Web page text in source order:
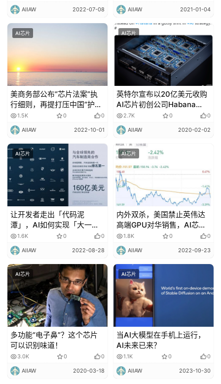
AIIAW 2022-07-08 AIIAW 2021-01-04
AI芯片
美商务部公布“芯片法案”执
行细则，再提打压中国“护栏
条款”
1.5K 0 0
AIIAW 2022-10-01
AI芯片
英特尔宣布以20亿美元收购
AI芯片初创公司Habana
Labs！
2.7K 0 0
AIIAW 2020-02-02
AI芯片
让开发者走出「代码泥
潭」，AI如何实现「大一
统」？
1.6K 0 0
AIIAW 2022-08-28
AI芯片
内外双杀，美国禁止英伟达
高端GPU对华销售，AI芯片
遭当头一棒
1.8K 0 0
AIIAW 2022-09-23
AI芯片
多功能“电子鼻”？这个芯片
可以识别味道！
3.0K 0 0
AIIAW 2020-03-18
AI芯片
当AI大模型在手机上运行，
AI未来已来？
1.1K 0 0
AIIAW 2023-10-30